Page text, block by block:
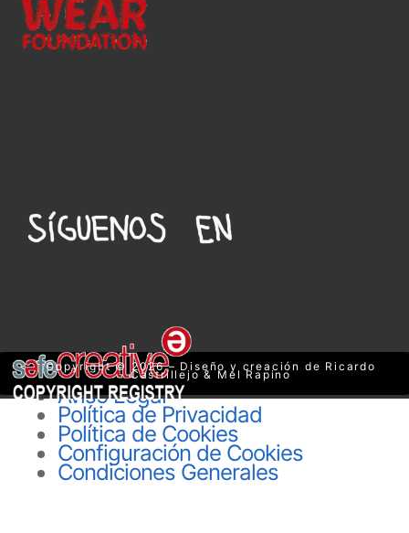
Copyright © 2026 – Diseño y creación de Ricardo
Castrillejo & Mel Rapino
Aviso Legal
Política de Privacidad
Política de Cookies
Configuración de Cookies
Condiciones Generales